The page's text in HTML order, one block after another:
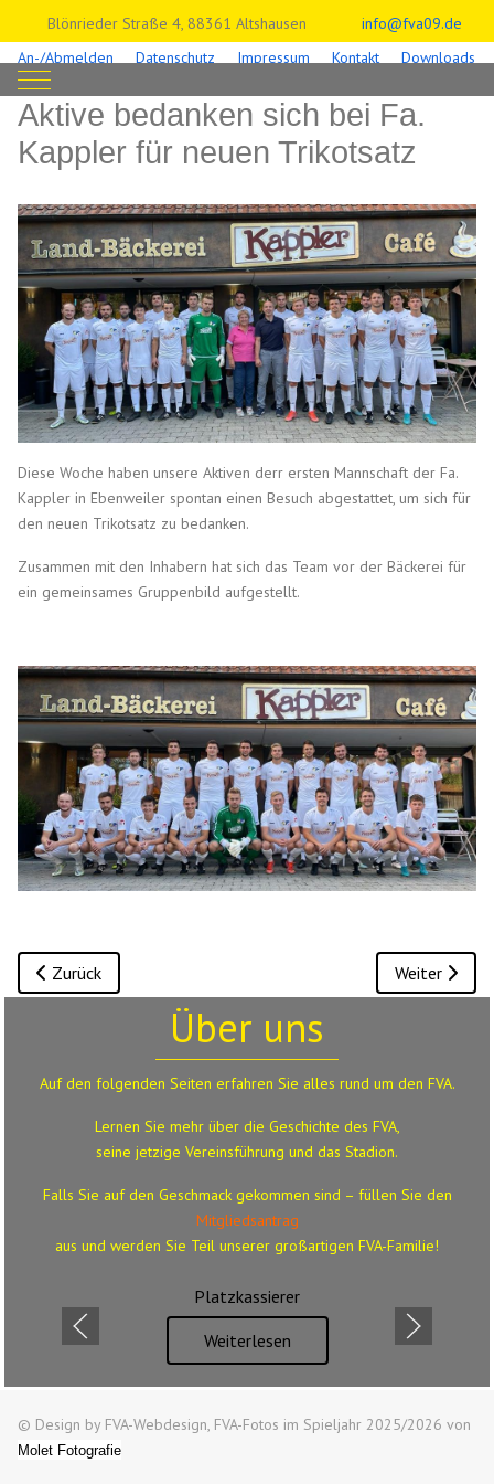
Blönrieder Straße 4, 88361 Altshausen
info@fva09.de
An-/Abmelden
Datenschutz Impressum Kontakt
Downloads
Mobile Menu Toggle
Aktive bedanken sich bei Fa.
Kappler für neuen Trikotsatz
Diese Woche haben unsere Aktiven derr ersten Mannschaft der Fa.
Kappler in Ebenweiler spontan einen Besuch abgestattet, um sich für
den neuen Trikotsatz zu bedanken.
Zusammen mit den Inhabern hat sich das Team vor der Bäckerei für
ein gemeinsames Gruppenbild aufgestellt.
Vorheriger Beitrag: Jahreshauptversammlung 2022
Zurück Nächster
Weiter
Über uns
Auf den folgenden Seiten erfahren Sie alles rund um den FVA.
Lernen Sie mehr über die Geschichte des FVA,
seine jetzige Vereinsführung und das Stadion.
Falls Sie auf den Geschmack gekommen sind – füllen Sie den
Mitgliedsantrag
aus und werden Sie Teil unserer großartigen FVA-Familie!
Platzkassierer
Weiterlesen
© Design by FVA-Webdesign, FVA-Fotos im Spieljahr 2025/2026 von
Molet Fotografie